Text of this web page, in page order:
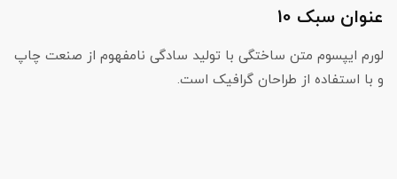
عنوان سبک 10
لورم ایپسوم متن ساختگی با تولید سادگی نامفهوم از صنعت چاپ
و با استفاده از طراحان گرافیک است.